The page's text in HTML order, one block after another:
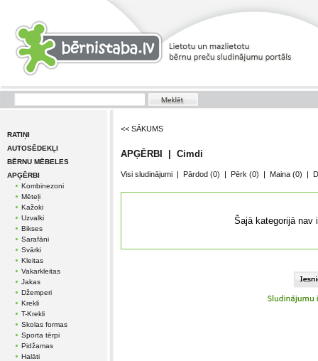
RATIŅI
AUTOSĒDEKĻI
BĒRNU MĒBELES
APĢĒRBI
Kombinezoni
Mēteļi
Kažoki
Uzvalki
Bikses
Sarafāni
Svārki
Kleitas
Vakarkleitas
Jakas
Džemperi
Krekli
T-Krekli
Skolas formas
Sporta tērpi
Pidžamas
Halāti
<< SĀKUMS
APĢĒRBI | Cimdi
Visi sludinājumi | Pārdod (0) | Pērk (0) | Maina (0) |
Šajā kategorijā nav